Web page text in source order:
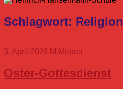
Schlagwort: Religion
3. April 2026 M.Meurer
Oster-Gottesdienst